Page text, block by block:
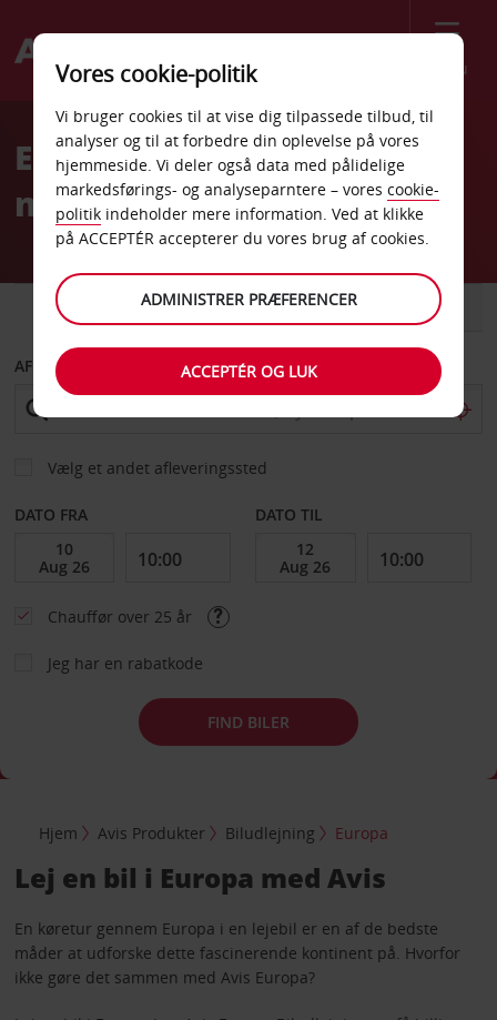
Menu
Welcome
AvisEuropa: Biludlejning gjort
nemt med Avis
VAREVOGN
AFHENT FRA
Vælg et andet afleveringssted
DATO FRA DATO TIL
Chauffør over 25 år
Jeg har en rabatkode
FIND BILER
Hjem Avis Produkter Biludlejning Europa
Lej en bil i Europa med Avis
En køretur gennem Europa i en lejebil er en af de bedste
måder at udforske dette fascinerende kontinent på. Hvorfor
ikke gøre det sammen med Avis Europa?
Vores cookie-politik
Vi bruger cookies til at vise dig tilpassede tilbud, til
analyser og til at forbedre din oplevelse på vores
hjemmeside. Vi deler også data med pålidelige
markedsførings- og analyseparntere – vores cookie-
politik indeholder mere information. Ved at klikke
på ACCEPTÉR accepterer du vores brug af cookies.
ADMINISTRER PRÆFERENCER
ACCEPTÉR OG LUK